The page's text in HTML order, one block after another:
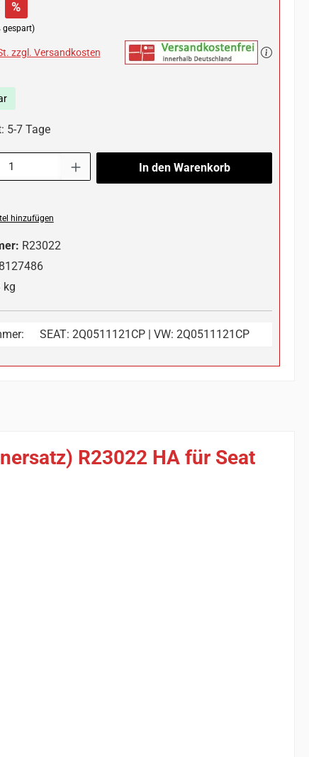
%
gespart)
zzgl. Versandkosten
5-7 Tage
In den Warenkorb
hinzufügen
R23022
kg
SEAT: 2Q0511121CP | VW: 2Q0511121CP
R23022 HA für Seat